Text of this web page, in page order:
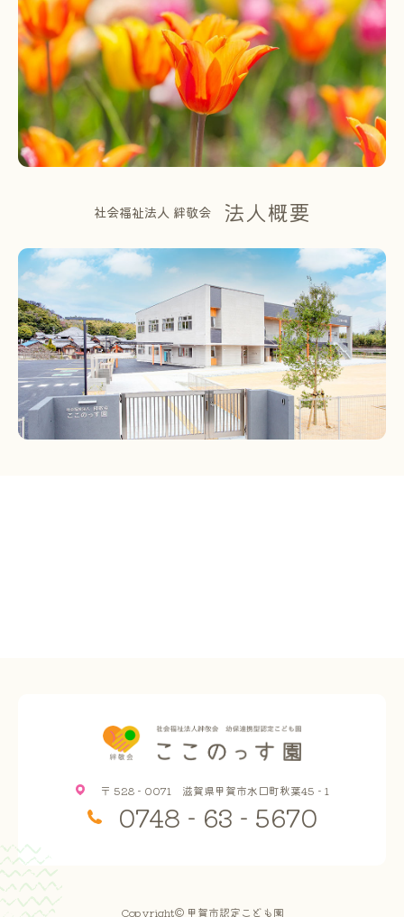
社会福祉法人 絆敬会 法人概要
0748 - 63 - 5670
〒 528 - 0071 滋賀県甲賀市水口町秋葉45 - 1
Copyright© 甲賀市認定こども園